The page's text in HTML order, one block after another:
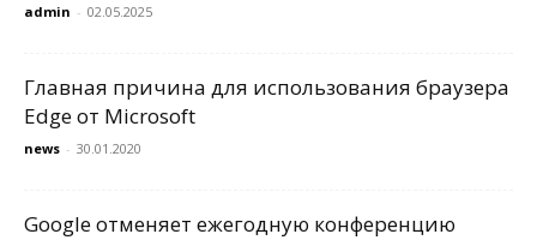
admin - 02.05.2025
Главная причина для использования браузера
Edge от Microsoft
news - 30.01.2020
Google отменяет ежегодную конференцию